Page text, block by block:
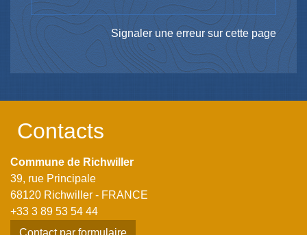
Signaler une erreur sur cette page
Contacts
Commune de Richwiller
39, rue Principale
68120 Richwiller - FRANCE
+33 3 89 53 54 44
Contact par formulaire